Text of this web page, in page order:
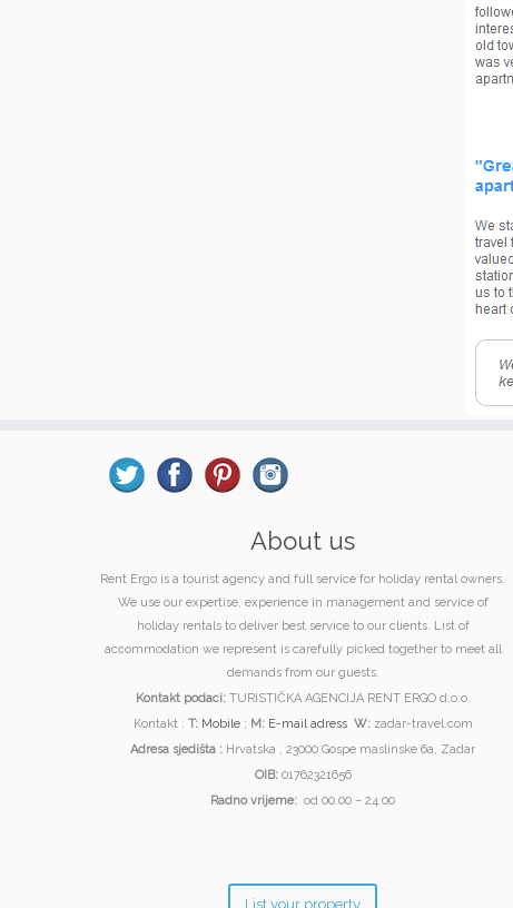
About us
Rent Ergo is a tourist agency and full service for holiday rental owners.
We use our expertise, experience in management and service of
holiday rentals to deliver best service to our clients. List of
accommodation we represent is carefully picked together to meet all
demands from our guests.
Kontakt podaci: TURISTIČKA AGENCIJA RENT ERGO d.o.o.
Kontakt : T: Mobile; M: E-mail adress W:zadar-travel.com
Adresa sjedišta : Hrvatska , 23000 Gospe maslinske 6a, Zadar
OIB:01762321656
Radno vrijeme: od 00.00 – 24.00
List your property